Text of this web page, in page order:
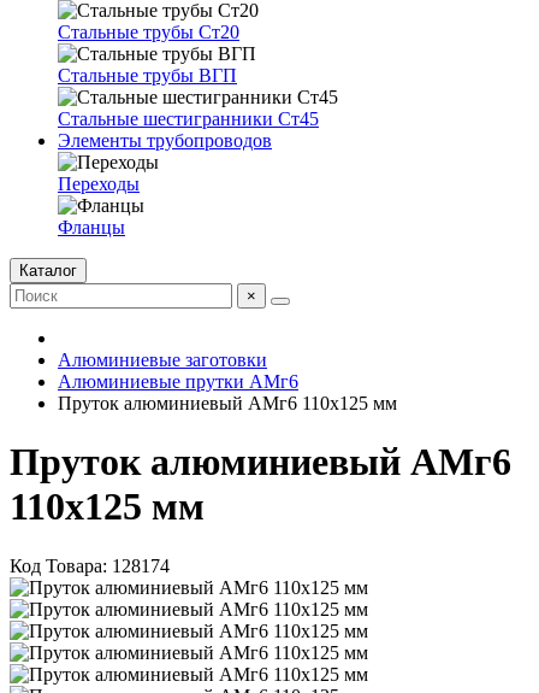
Стальные трубы Ст20
Стальные трубы ВГП
Стальные шестигранники Ст45
Элементы трубопроводов
Переходы
Фланцы
Каталог
×
Алюминиевые заготовки
Алюминиевые прутки АМг6
Пруток алюминиевый АМг6 110х125 мм
Пруток алюминиевый АМг6
110х125 мм
Код Товара: 128174